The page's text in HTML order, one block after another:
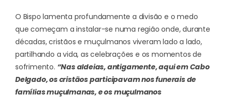
O Bispo lamenta profundamente a divisão e o medo
que começam a instalar-se numa região onde, durante
décadas, cristãos e muçulmanos viveram lado a lado,
partilhando a vida, as celebrações e os momentos de
sofrimento. “Nas aldeias, antigamente, aqui em Cabo
Delgado, os cristãos participavam nos funerais de
famílias muçulmanas, e os muçulmanos